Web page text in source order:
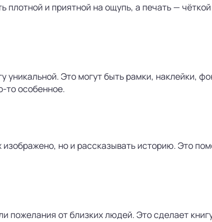
и приятной на ощупь, а печать —
Это могут быть рамки, наклейки,
то особенное.
но и рассказывать историю. Это
пожелания от близких людей. Это сделает